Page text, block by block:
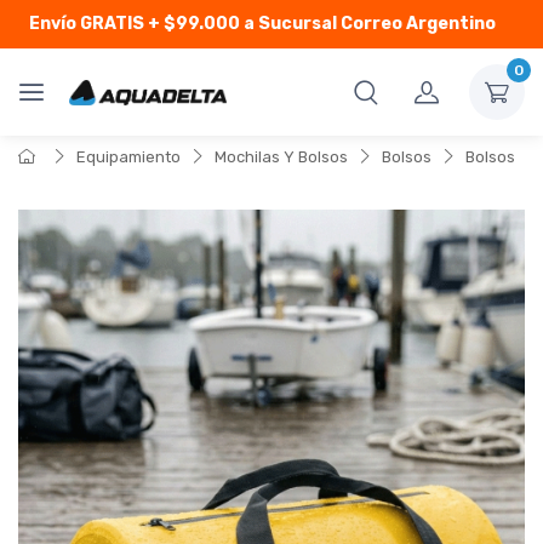
Envío GRATIS+ $99.000 a Sucursal Correo Argentino
0
Equipamiento Mochilas Y Bolsos Bolsos Bolsos